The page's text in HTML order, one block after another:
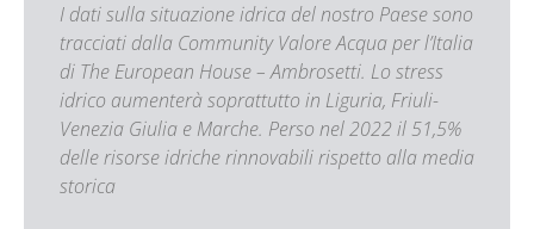
I dati sulla situazione idrica del nostro Paese sono
tracciati dalla Community Valore Acqua per l’Italia
di The European House – Ambrosetti. Lo stress
idrico aumenterà soprattutto in Liguria, Friuli-
Venezia Giulia e Marche. Perso nel 2022 il 51,5%
delle risorse idriche rinnovabili rispetto alla media
storica